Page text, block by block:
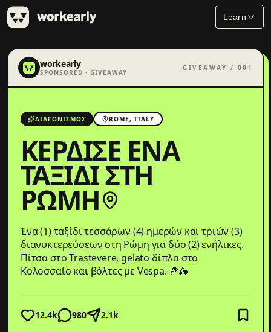
Learn
workearly
SPONSORED · GIVEAWAY
GIVEAWAY / 001
ΔΙΑΓΩΝΙΣΜΌΣ ROME, ITALY
ΚΈΡΔΙΣΕ ΈΝΑ
ΤΑΞΊΔΙ ΣΤΗ
ΡΏΜΗ
Ένα (1) ταξίδι τεσσάρων (4) ημερών και τριών (3)
διανυκτερεύσεων στη Ρώμη για δύο (2) ενήλικες.
Πίτσα στο Trastevere, gelato δίπλα στο
Κολοσσαίο και βόλτες με Vespa. 🍕🛵
12.4k 980 2.1k